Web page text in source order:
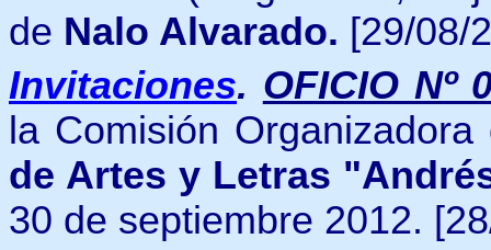
de Nalo Alvarado. [29/08/
Invitaciones. OFICIO Nº
la Comisión
de Artes y Letras
30 de septiembre 2012.